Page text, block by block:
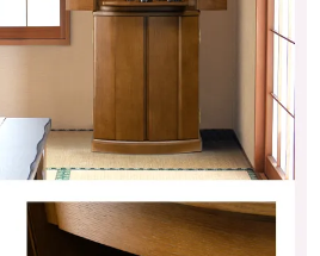
仏具類が広々と設置可能で、
れも簡単です。